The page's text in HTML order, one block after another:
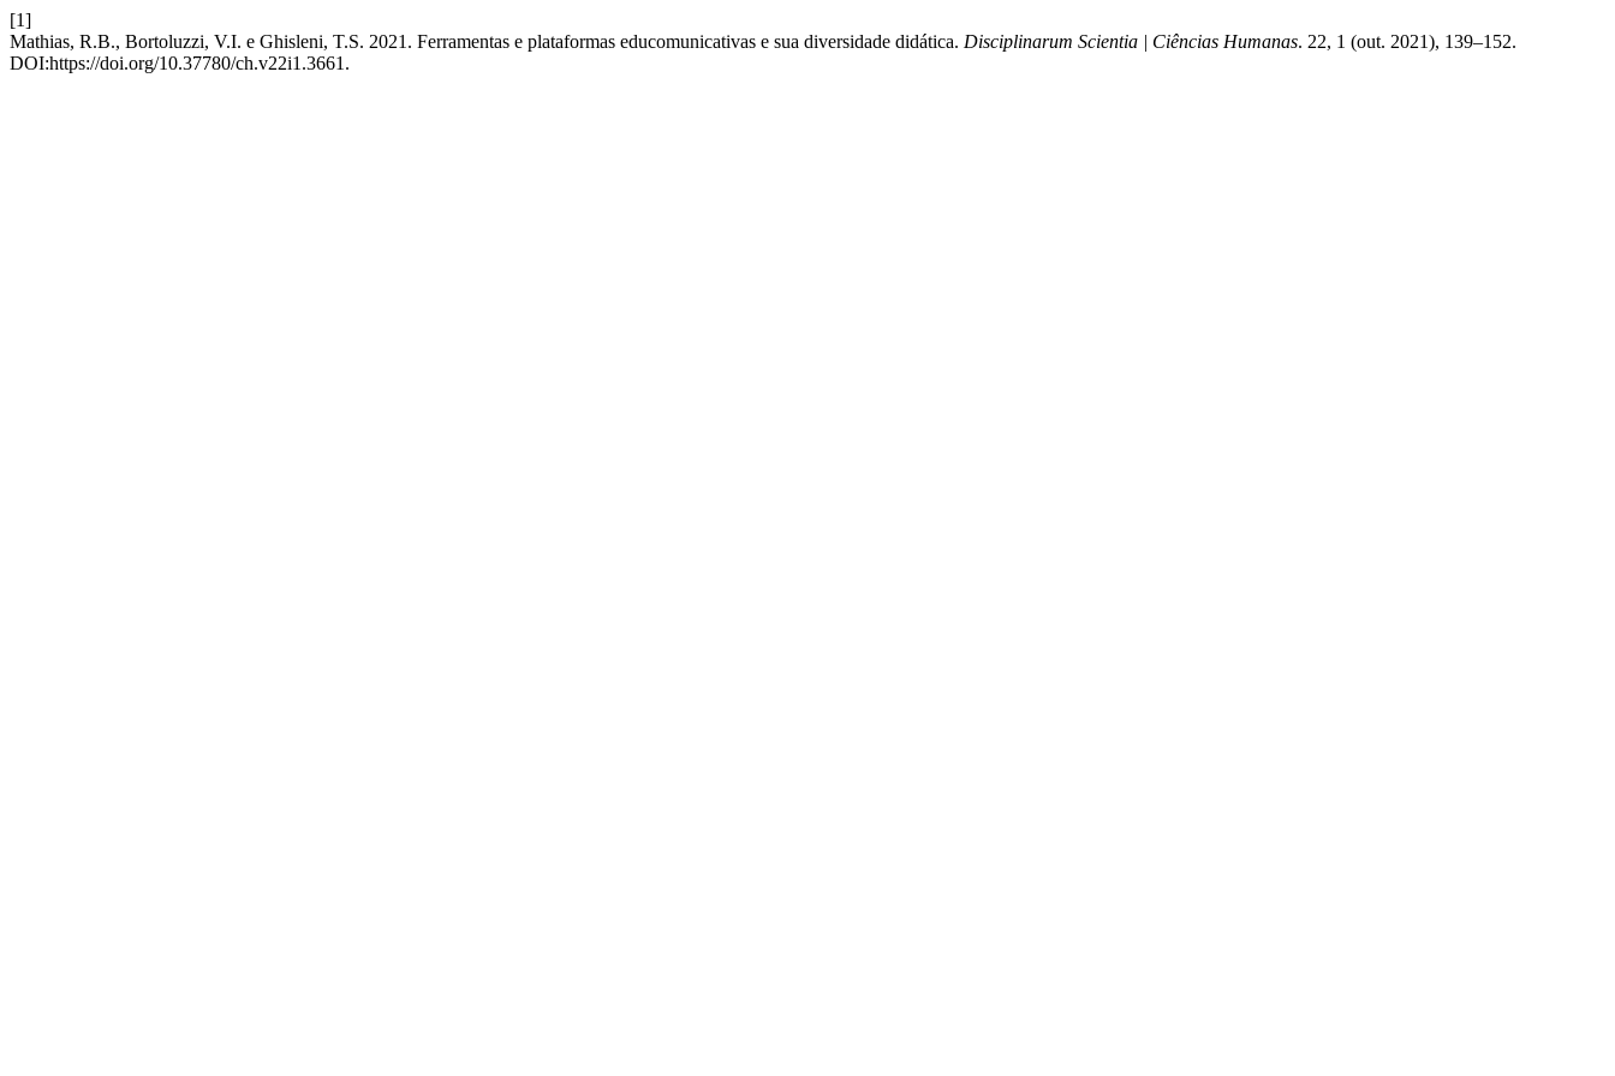
[1]
Mathias, R.B., Bortoluzzi, V.I. e Ghisleni, T.S. 2021. Ferramentas e plataformas educomunicativas e sua diversidade didática. Disciplinarum Scientia | Ciências Humanas. 22, 1 (out. 2021), 139–152.
DOI:https://doi.org/10.37780/ch.v22i1.3661.